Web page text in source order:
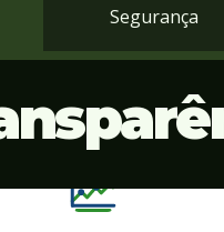
Segurança